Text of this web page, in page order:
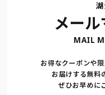
メー
MAIL
お得なクーポンや
お届けする無料
ぜひお早めに